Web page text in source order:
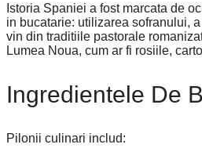
Istoria Spaniei a fost marcata de
in bucatarie: utilizarea sofranului,
vin din traditiile pastorale
Lumea Noua, cum ar fi rosiile,
Ingredientele De
Pilonii culinari includ: